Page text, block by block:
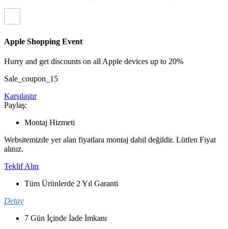
Apple Shopping Event
Hurry and get discounts on all Apple devices up to 20%
Sale_coupon_15
Karşılaştır
Paylaş:
Montaj Hizmeti
Websitemizde yer alan fiyatlara montaj dahil değildir. Lütfen Fiyat
alınız.
Teklif Alın
Tüm Ürünlerde 2 Yıl Garanti
Detay
7 Gün İçinde İade İmkanı